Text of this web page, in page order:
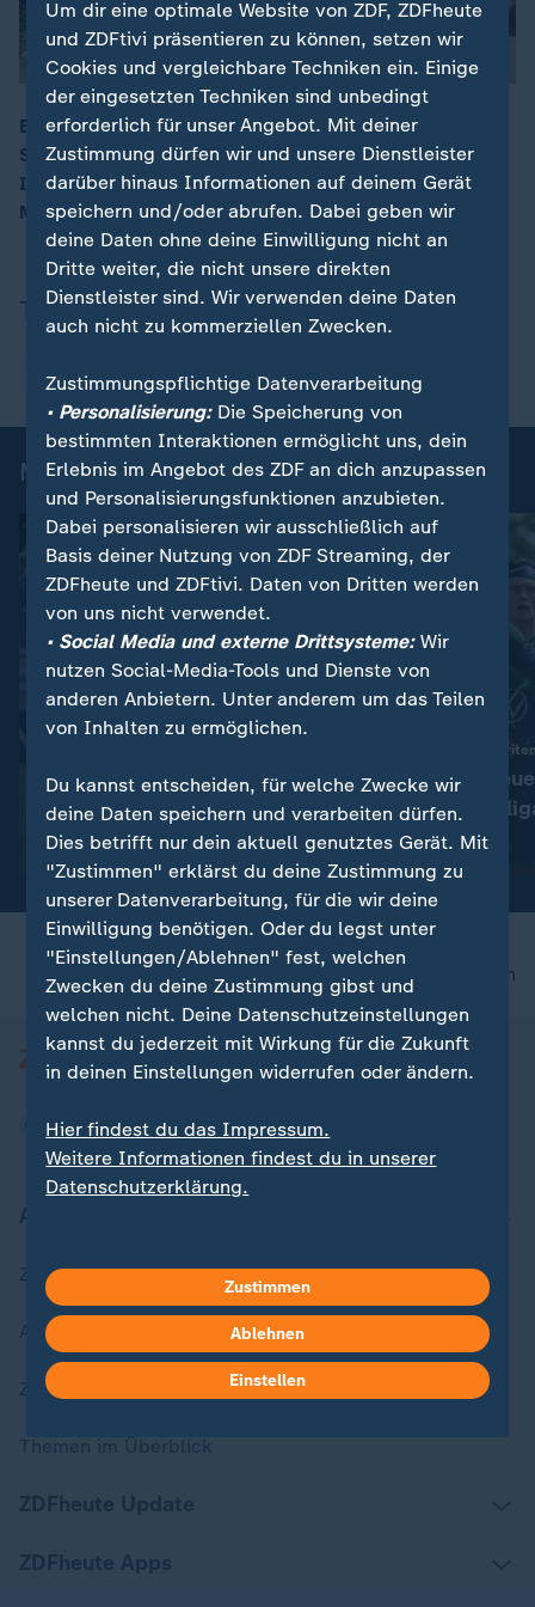
00:19
Bei den nationalen Spielen der Special Olympics im
Saarland drehte sich eine Woche alles um Sport und
Inklusion. Athleten und Volunteers feierten ein großes
Miteinander.
Thema
Mehr News aus dem Sport
Wohin führt Herthas großer
Ausverkauf?
mit Video0:56
Mannschaften,
Was Sie zur
der 2.
müssen
mit Video 0:56
nach oben
Zuletzt veröffentlicht
Aktuelle Sendungs-Videos
ZDFheute Stories
Um dir eine optimale Website von ZDF, ZDFheute
und ZDFtivi präsentieren zu können, setzen wir
Cookies und vergleichbare Techniken ein. Einige
der eingesetzten Techniken sind unbedingt
erforderlich für unser Angebot. Mit deiner
Zustimmung dürfen wir und unsere Dienstleister
darüber hinaus Informationen auf deinem Gerät
speichern und/oder abrufen. Dabei geben wir
deine Daten ohne deine Einwilligung nicht an
Dritte weiter, die nicht unsere direkten
Dienstleister sind. Wir verwenden deine Daten
auch nicht zu kommerziellen Zwecken.
Zustimmungspflichtige Datenverarbeitung
• Personalisierung:Die Speicherung von
bestimmten Interaktionen ermöglicht uns, dein
Erlebnis im Angebot des ZDF an dich anzupassen
und Personalisierungsfunktionen anzubieten.
Dabei personalisieren wir ausschließlich auf
Basis deiner Nutzung von ZDF Streaming, der
ZDFheute und ZDFtivi. Daten von Dritten werden
von uns nicht verwendet.
• Social Media und externe Drittsysteme:Wir
nutzen Social-Media-Tools und Dienste von
anderen Anbietern. Unter anderem um das Teilen
von Inhalten zu ermöglichen.
Du kannst entscheiden, für welche Zwecke wir
deine Daten speichern und verarbeiten dürfen.
Dies betrifft nur dein aktuell genutztes Gerät. Mit
"Zustimmen" erklärst du deine Zustimmung zu
unserer Datenverarbeitung, für die wir deine
Einwilligung benötigen. Oder du legst unter
"Einstellungen/Ablehnen" fest, welchen
Zwecken du deine Zustimmung gibst und
welchen nicht. Deine Datenschutzeinstellungen
kannst du jederzeit mit Wirkung für die Zukunft
in deinen Einstellungen widerrufen oder ändern.
Hier findest du das Impressum.
Weitere Informationen findest du in unserer
Datenschutzerklärung.
Zustimmen
Ablehnen
Einstellen